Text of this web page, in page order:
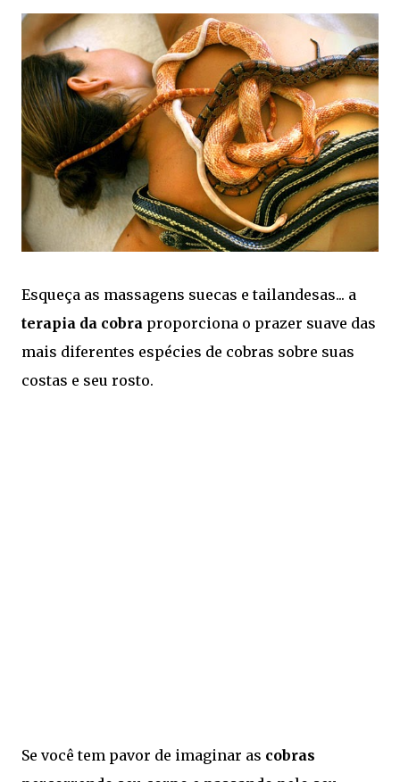
Esqueça as massagens suecas e tailandesas... a
terapia da cobra proporciona o prazer suave das
mais diferentes espécies de cobras sobre suas
costas e seu rosto.
Se você tem pavor de imaginar as cobras